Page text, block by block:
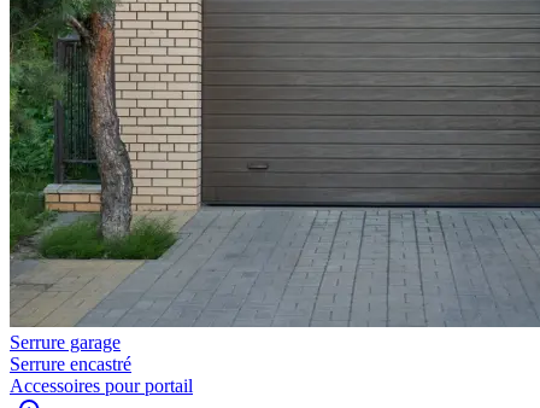
Serrure garage
Serrure encastré
Accessoires pour portail